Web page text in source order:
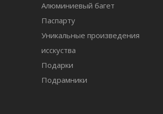
Алюминиевый багет
Паспарту
Уникальные произведения
исскуства
Подарки
Подрамники